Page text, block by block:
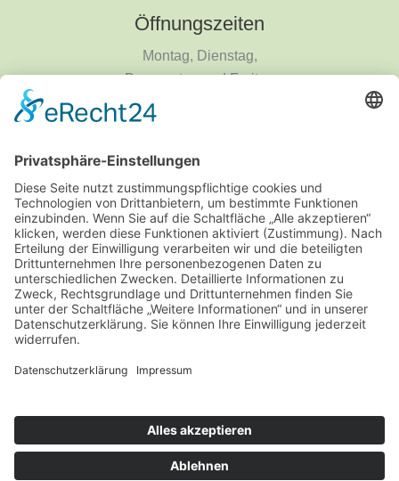
Öffnungszeiten
Montag, Dienstag,
Donnerstag und Freitag
9 - 14 Uhr
Informationen
Über uns
Produktanfrage
Datenschutzerklärung